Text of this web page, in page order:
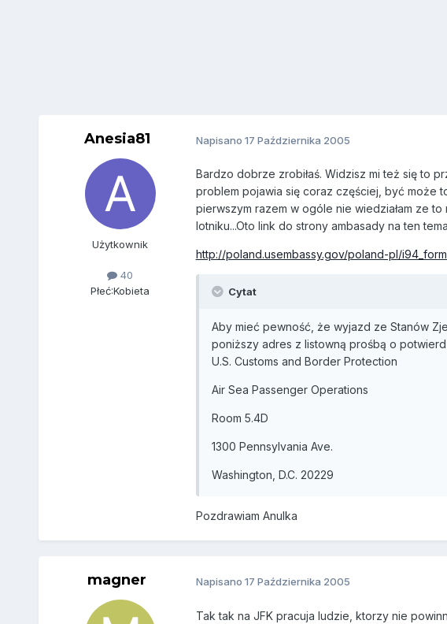
Anesia81
Użytkownik
40
Płeć:Kobieta
Napisano 17 Października 2005
Bardzo dobrze zrobiłaś. Widzisz mi też się to
problem pojawia się coraz częściej, być może
pierwszym razem w ogóle nie wiedziałam ze
lotniku...Oto link do strony ambasady na ten
http://poland.usembassy.gov/poland-pl/
Cytat
Aby mieć pewność, że wyjazd ze Stanów
poniższy adres z listowną prośbą o
U.S. Customs and Border Protection
Air Sea Passenger Operations
Room 5.4D
1300 Pennsylvania Ave.
Washington, D.C. 20229
Pozdrawiam Anulka
magner Napisano 17 Października 2005
Tak tak na JFK pracuja ludzie, ktorzy nie